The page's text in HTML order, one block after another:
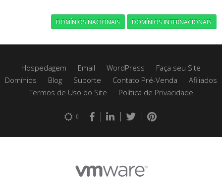
DOMÍNIOS NACIONAIS DOMÍNIOS INTERNACIONAIS
Hospedagem Email WordPress
Faça seu Site
Domínios
Blog Suporte Contato Pré-Venda
Afiliados
Termos de Uso do Site
Política de Privacidade
0